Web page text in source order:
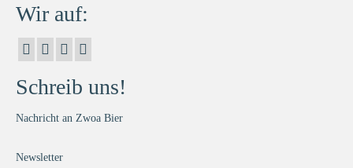
Wir auf:
Schreib uns!
Nachricht an Zwoa Bier
Newsletter